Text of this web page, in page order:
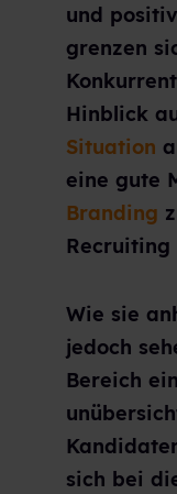
und
grenzen
Hinblick
Situation
eine gute
Branding
Recruiting
Wie sie
jedoch
Bereich
sich bei